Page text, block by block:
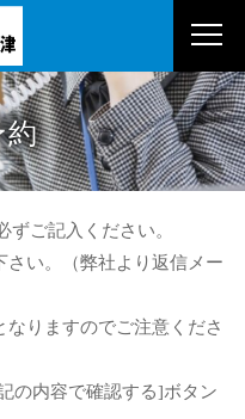
約
ずご記入ください。
い。（弊社より返信メー
りますのでご注意くださ
の内容で確認する]ボタン